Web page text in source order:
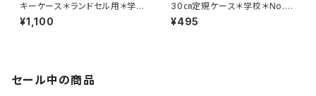
キーケース＊ランドセル用＊学校
＊NO.6329＊3289＊ohariko
¥1,100
30㎝定規ケース＊学校＊No.6
297＊9223.9739.9741＊Ha
ppy Hause
¥495
セール中の商品